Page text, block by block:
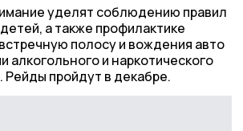
уделят соблюдению правил
а также профилактике
полосу и вождения авто
алкогольного и наркотического
Рейды пройдут в декабре.